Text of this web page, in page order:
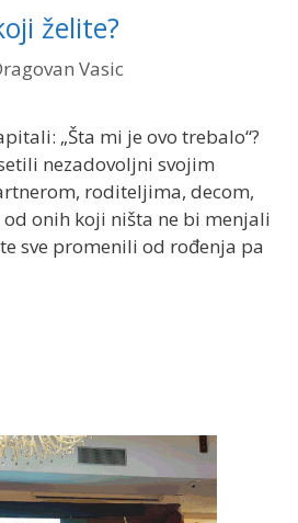
želite?
Vasic
„Šta mi je ovo trebalo“?
nezadovoljni svojim
roditeljima, decom,
onih koji ništa ne bi menjali
sve promenili od rođenja pa